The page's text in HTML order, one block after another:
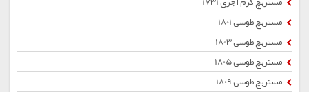
مستربچ طوسی 1801
مستربچ طوسی 1803
مستربچ طوسی 1805
مستربچ طوسی 1809